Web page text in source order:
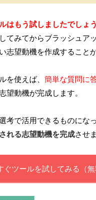
はもう試しましたでしょ
てみてからブラッシュア
志望動機を作成することが
を使えば、 簡単な質問に
望動機が完成します。
考で活用できるものにな
れる志望動機を完成させ
ぐツールを試してみる（無